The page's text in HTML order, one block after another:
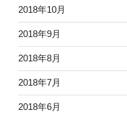
2018年10月
2018年9月
2018年8月
2018年7月
2018年6月